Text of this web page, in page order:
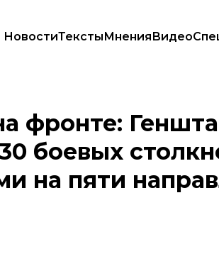
НовостиТекстыМненияВидео
о более чем 30 боевых столкновениях с
фронте:
боевых
на пяти